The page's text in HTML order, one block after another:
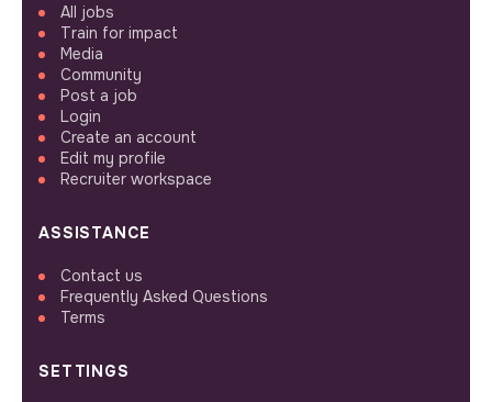
All jobs
Train for impact
Media
Community
Post a job
Login
Create an account
Edit my profile
Recruiter workspace
ASSISTANCE
Contact us
Frequently Asked Questions
Terms
SETTINGS